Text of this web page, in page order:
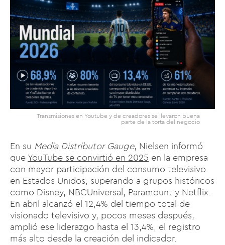
Transmisiones en Youtube y de creadores se llevaron buena
parte de la torta del negocio
En su Media Distributor Gauge, Nielsen informó
que YouTube se convirtió en 2025 en la empresa
con mayor participación del consumo televisivo
en Estados Unidos, superando a grupos históricos
como Disney, NBCUniversal, Paramount y Netflix.
En abril alcanzó el 12,4% del tiempo total de
visionado televisivo y, pocos meses después,
amplió ese liderazgo hasta el 13,4%, el registro
más alto desde la creación del indicador.